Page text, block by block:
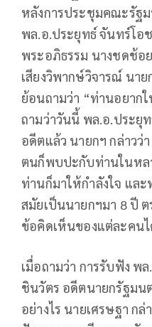
หลังการประชุมคณะรัฐ
พล.อ.ประยุทธ์ จันทร์โอ
พระอภิธรรม นางชดช้อ
เสียงวิพากษ์วิจารณ์ นาย
ย้อนถามว่า “ท่านอยาก
ถามว่าวันนี้ พล.อ.ประยุ
อดีตแล้ว นายกฯ กล่าวว่
ตนก็พบปะกับท่านในหล
ท่านก็มาให้กำลังใจ แล
สมัยเป็นนายกฯมา 8 ปี
ข้อคิดเห็นของแต่ละคน
เมื่อถามว่า การรับฟัง
ชินวัตร อดีตนายกรัฐมน
อย่างไร นายเศรษฐา ก